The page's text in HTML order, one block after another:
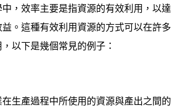
，效率主要是指資源的有效利用，以達
。這種有效利用資源的方式可以在許多
以下是幾個常見的例子：
生產過程中所使用的資源與產出之間的